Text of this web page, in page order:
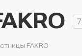
7
FAKRO